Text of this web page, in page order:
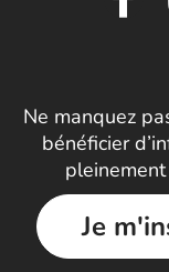
Ne manquez
bénéficier
Je